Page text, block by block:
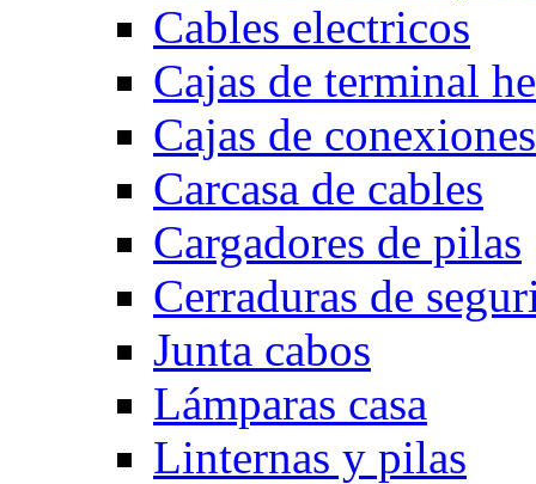
Cables electricos
Cajas de terminal
Cajas de
Carcasa de cables
Cargadores de pilas
Cerraduras de
Junta cabos
Lámparas casa
Linternas y pilas